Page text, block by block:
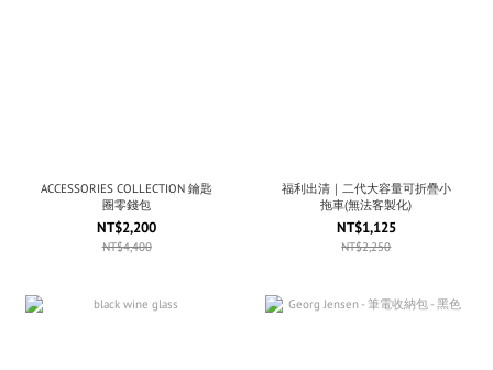
ACCESSORIES COLLECTION 鑰匙
圈零錢包
NT$2,200
NT$4,400
福利出清｜二代大容量可折疊小
拖車(無法客製化)
NT$1,125
NT$2,250